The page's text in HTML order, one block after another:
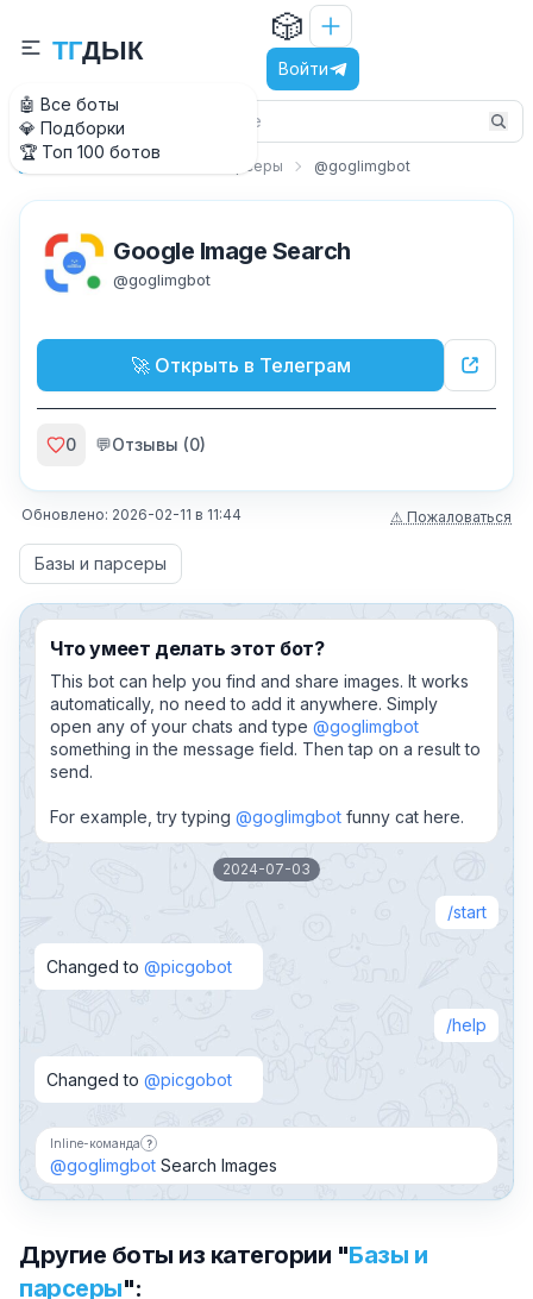
🤖 Все боты
💎 Подборки
🏆 Топ 100 ботов
ТГДЫК
🎲
Войти
Главная Базы и парсеры @goglimgbot
Google Image Search
@goglimgbot
🚀 Открыть в Телеграм
0 💬Отзывы (0)
Обновлено: 2026-02-11 в 11:44 ⚠ Пожаловаться
Базы и парсеры
Что умеет делать этот бот?
This bot can help you find and share images. It works
automatically, no need to add it anywhere. Simply
open any of your chats and type @goglimgbot
something in the message field. Then tap on a result to
send.
For example, try typing @goglimgbot funny cat here.
2024-07-03
start
Changed to @picgobot
help
Changed to @picgobot
Inline-команда ?
Бот можно добавить в чат и вызывать по имени,
@goglimgbot Search Images
Другие боты из категории "Базы и
парсеры":